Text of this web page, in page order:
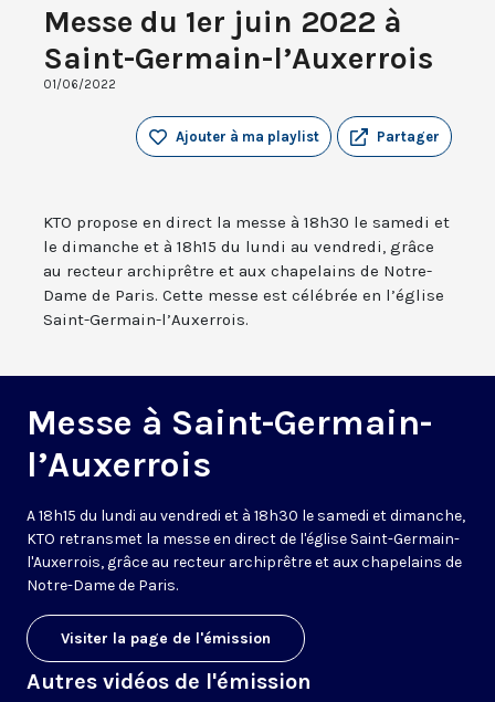
Messe du 1er juin 2022 à
Saint-Germain-l’Auxerrois
01/06/2022
Partager
Ajouter à ma playlist
KTO propose en direct la messe à 18h30 le samedi et
le dimanche et à 18h15 du lundi au vendredi, grâce
au recteur archiprêtre et aux chapelains de Notre-
Dame de Paris. Cette messe est célébrée en l’église
Saint-Germain-l’Auxerrois.
Messe à Saint-Germain-
l’Auxerrois
A 18h15 du lundi au vendredi et à 18h30 le samedi et dimanche,
KTO retransmet la messe en direct de l'église Saint-Germain-
l'Auxerrois, grâce au recteur archiprêtre et aux chapelains de
Notre-Dame de Paris.
Visiter la page de l'émission
Autres vidéos de l'émission